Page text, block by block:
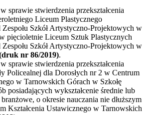
sprawie stwierdzenia przekształcenia
Liceum Plastycznego
Zespołu Szkół Artystyczno-Projektowych w
pięcioletnie Liceum Sztuk Plastycznych
Zespołu Szkół Artystyczno-Projektowych w
nr 86/2019).
sprawie stwierdzenia przekształcenia
Policealnej dla Dorosłych nr 2 w Centrum
w Tarnowskich Górach w Szkołę
posiadających wykształcenie średnie lub
o okresie nauczania nie dłuższym
Kształcenia Ustawicznego w Tarnowskich